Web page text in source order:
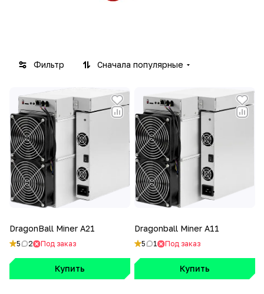
Фильтр Сначала популярные
DragonBall Miner A21
5 2 Под заказ
Купить
Dragonball Miner A11
5 1 Под заказ
Купить